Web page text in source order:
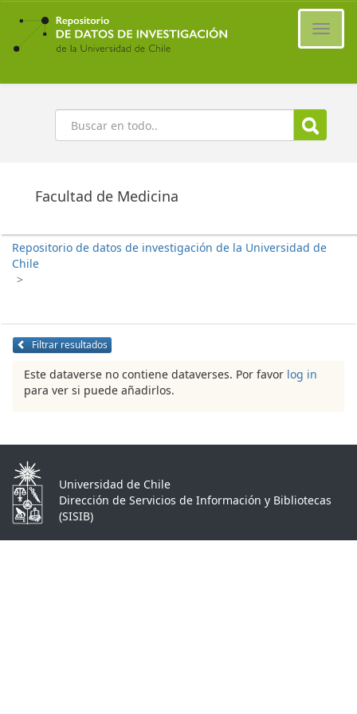
Ir
contenido
principal
Buscar
Facultad de Medicina
Repositorio de datos de investigación de la Universidad de
Chile
>
Filtrar resultados
Este dataverse no contiene dataverses. Por favor log in
para ver si puede añadirlos.
Universidad de Chile
Dirección de Servicios de Información y Bibliotecas
(SISIB)